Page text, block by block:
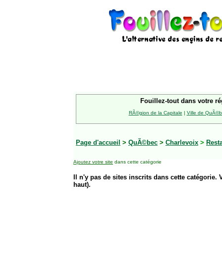
Fouillez-tout dans votre
RÃ©gion de la Capitale | Ville de
Page d'accueil > QuÃ©bec > Charlevoix >
Ajoutez votre site dans cette catégorie
Il n'y pas de sites inscrits dans cette
haut).